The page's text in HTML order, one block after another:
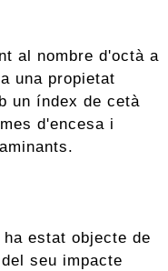
al nombre d'octà a
una propietat
un índex de cetà
d'encesa i
estat objecte de
seu impacte